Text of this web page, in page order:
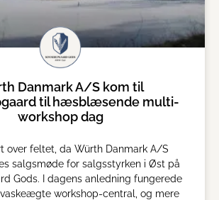
Danmark A/S kom til
til hæsblæsende multi-
workshop dag
over feltet, da Würth Danmark A/S
salgsmøde for salgsstyrken i Øst på
Gods. I dagens anledning fungerede
workshop-central, og mere